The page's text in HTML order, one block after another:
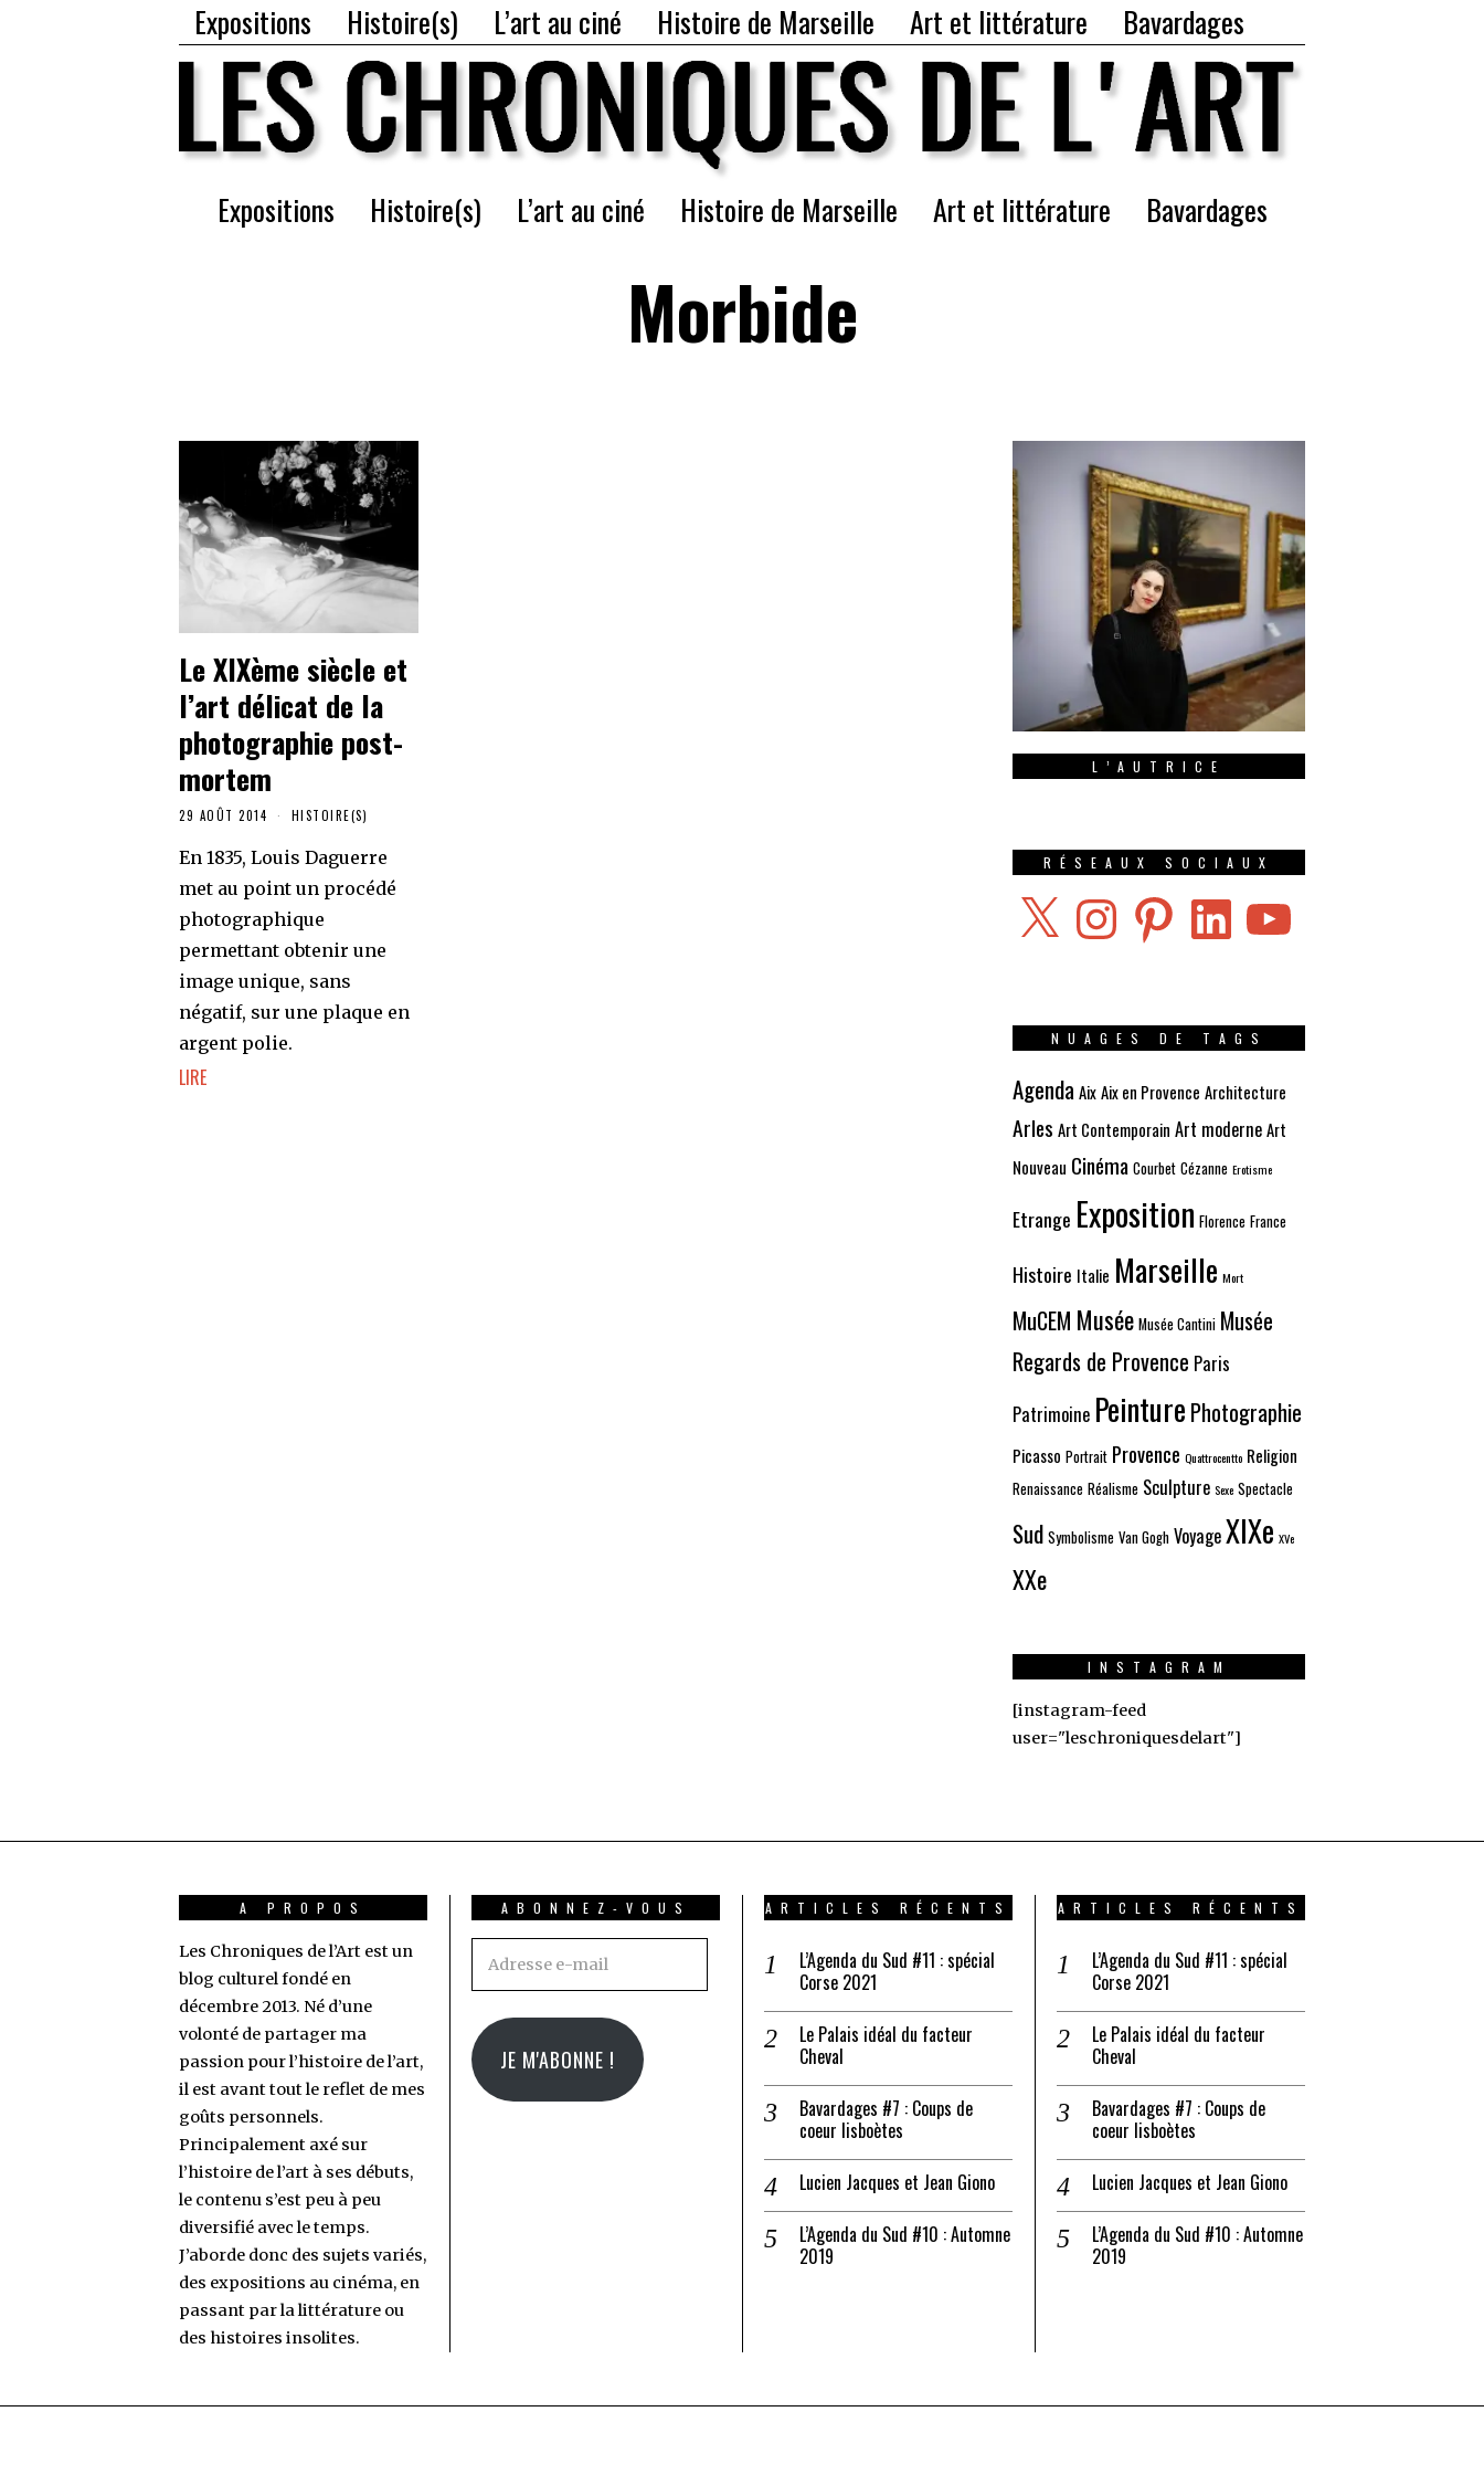
Expositions Histoire(s) L’art au ciné Histoire de Marseille Art et littérature Bavardages
Expositions Histoire(s) L’art au ciné Histoire de Marseille Art et littérature Bavardages
Morbide
Le XIXème siècle et
l’art délicat de la
photographie post-
mortem
29 AOÛT 2014 HISTOIRE(S)
En 1835, Louis Daguerre
met au point un procédé
photographique
permettant obtenir une
image unique, sans
négatif, sur une plaque en
argent polie.
LIRE
L’AUTRICE
RÉSEAUX SOCIAUX
X InstagramPinterestLinkedInYouTube
NUAGES DE TAGS
Agenda AixAix en Provence Architecture
Arles Art Contemporain Art moderneArt
Nouveau Cinéma Courbet Cézanne Erotisme
Etrange Exposition Florence France
Histoire Italie Marseille Mort
MuCEM Musée Musée Cantini Musée
Regards de Provence Paris
Patrimoine Peinture Photographie
Picasso Portrait Provence Quattrocentto Religion
Renaissance Réalisme Sculpture Sexe Spectacle
Sud Symbolisme Van Gogh VoyageXIXe XVe
XXe
INSTAGRAM
[instagram-feed
user="leschroniquesdelart"]
A PROPOS
Les Chroniques de l’Art est un
blog culturel fondé en
décembre 2013. Né d’une
volonté de partager ma
passion pour l’histoire de l’art,
il est avant tout le reflet de mes
goûts personnels.
Principalement axé sur
l’histoire de l’art à ses débuts,
le contenu s’est peu à peu
diversifié avec le temps.
J’aborde donc des sujets variés,
des expositions au cinéma, en
passant par la littérature ou
des histoires insolites.
ABONNEZ-VOUS
Adresse
mail
JE M'ABONNE !
ARTICLES RÉCENTS
L’Agenda du Sud #11 : spécial
Corse 2021
Le Palais idéal du facteur
Cheval
Bavardages #7 : Coups de
coeur lisboètes
Lucien Jacques et Jean Giono
L’Agenda du Sud #10 : Automne
2019
ARTICLES RÉCENTS
L’Agenda du Sud #11 : spécial
Corse 2021
Le Palais idéal du facteur
Cheval
Bavardages #7 : Coups de
coeur lisboètes
Lucien Jacques et Jean Giono
L’Agenda du Sud #10 : Automne
2019